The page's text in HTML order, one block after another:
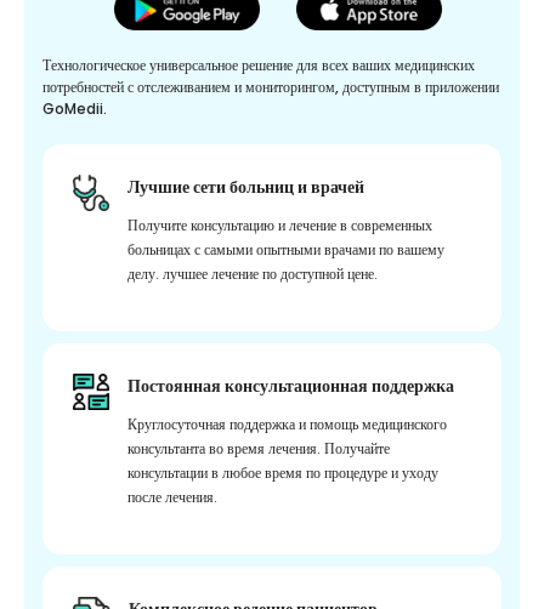
Технологическое универсальное решение для всех ваших медицинских
потребностей с отслеживанием и мониторингом, доступным в приложении
GoMedii.
Лучшие сети больниц и врачей
Получите консультацию и лечение в современных
больницах с самыми опытными врачами по вашему
делу. лучшее лечение по доступной цене.
Постоянная консультационная поддержка
Круглосуточная поддержка и помощь медицинского
консультанта во время лечения. Получайте
консультации в любое время по процедуре и уходу
после лечения.